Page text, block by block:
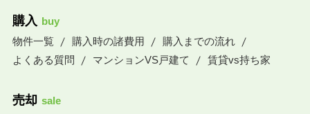
購入 buy
物件一覧
購入時の諸費用
購入までの流れ
よくある質問
マンションVS戸建て 賃貸vs持ち家
売却 sale